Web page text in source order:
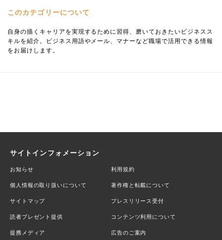
このカテゴリーについて
自身の描くキャリアを実現するために習得、磨いておきたいビジネスス
キルを紹介。ビジネス用語やメール、マナーなど職場で活用できる情報
をお届けします。
サイトインフォメーション
お知らせ 利用規約
個人情報の取り扱いについて 著作権と転載について
サイトマップ プレスリリース受付
読者プレゼント提供 コンテンツ利用について
提携メディア 広告のご案内